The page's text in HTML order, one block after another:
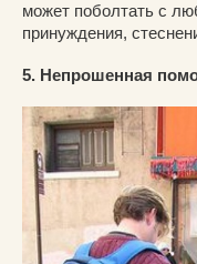
может поболтать с
принуждения,
5. Непрошенная